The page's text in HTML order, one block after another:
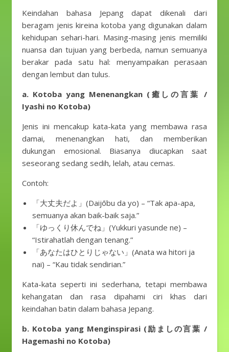
Keindahan bahasa Jepang dapat dikenali dari
beragam jenis kireina kotoba yang digunakan dalam
kehidupan sehari-hari. Masing-masing jenis memiliki
nuansa dan tujuan yang berbeda, namun semuanya
berakar pada satu hal: menyampaikan perasaan
dengan lembut dan tulus.
a. Kotoba yang Menenangkan (癒しの言葉 /
Iyashi no Kotoba)
Jenis ini mencakup kata-kata yang membawa rasa
damai, menenangkan hati, dan memberikan
dukungan emosional. Biasanya diucapkan saat
seseorang sedang sedih, lelah, atau cemas.
Contoh:
「大丈夫だよ」(Daijōbu da yo) – “Tak apa-apa,
semuanya akan baik-baik saja.”
「ゆっくり休んでね」(Yukkuri yasunde ne) –
“Istirahatlah dengan tenang.”
「あなたはひとりじゃない」(Anata wa hitori ja
nai) – “Kau tidak sendirian.”
Kata-kata seperti ini sederhana, tetapi membawa
kehangatan dan rasa dipahami ciri khas dari
keindahan batin dalam bahasa Jepang.
b. Kotoba yang Menginspirasi (励ましの言葉 /
Hagemashi no Kotoba)